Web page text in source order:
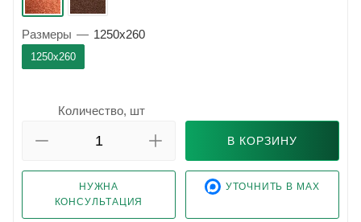
Размеры — 1250x260
1250x260
Количество, шт
В КОРЗИНУ
НУЖНА
КОНСУЛЬТАЦИЯ
УТОЧНИТЬ В MAX